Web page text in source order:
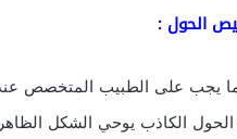
الحول :
يجب على الطبيب المتخصص
الكاذب يوحي الشكل